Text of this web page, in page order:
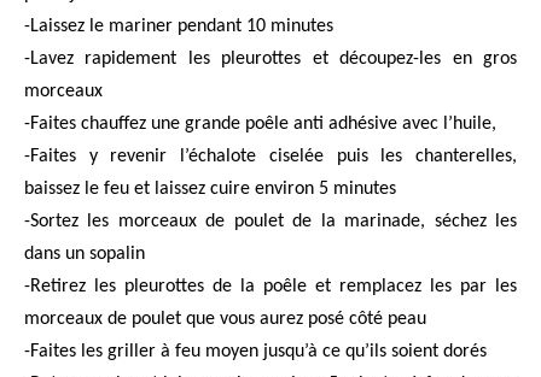
-Laissez le mariner pendant 10 minutes
-Lavez rapidement les pleurottes et découpez-les en gros
morceaux
-Faites chauffez une grande poêle anti adhésive avec l’huile,
-Faites y revenir l’échalote ciselée puis les chanterelles,
baissez le feu et laissez cuire environ 5 minutes
-Sortez les morceaux de poulet de la marinade, séchez les
dans un sopalin
-Retirez les pleurottes de la poêle et remplacez les par les
morceaux de poulet que vous aurez posé côté peau
-Faites les griller à feu moyen jusqu’à ce qu’ils soient dorés